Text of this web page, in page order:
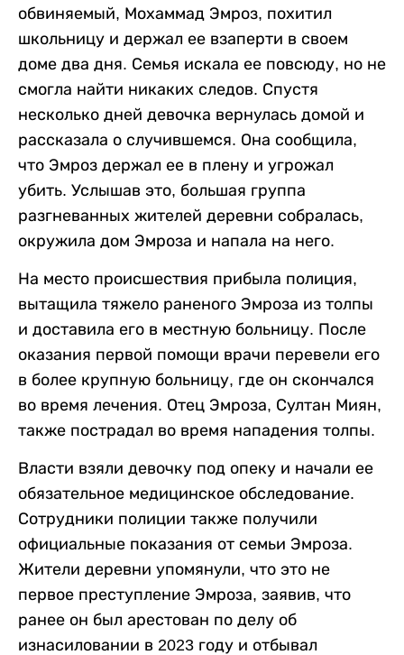
обвиняемый, Мохаммад Эмроз, похитил
школьницу и держал ее взаперти в своем
доме два дня. Семья искала ее повсюду, но не
смогла найти никаких следов. Спустя
несколько дней девочка вернулась домой и
рассказала о случившемся. Она сообщила,
что Эмроз держал ее в плену и угрожал
убить. Услышав это, большая группа
разгневанных жителей деревни собралась,
окружила дом Эмроза и напала на него.
На место происшествия прибыла полиция,
вытащила тяжело раненого Эмроза из толпы
и доставила его в местную больницу. После
оказания первой помощи врачи перевели его
в более крупную больницу, где он скончался
во время лечения. Отец Эмроза, Султан Миян,
также пострадал во время нападения толпы.
Власти взяли девочку под опеку и начали ее
обязательное медицинское обследование.
Сотрудники полиции также получили
официальные показания от семьи Эмроза.
Жители деревни упомянули, что это не
первое преступление Эмроза, заявив, что
ранее он был арестован по делу об
изнасиловании в 2023 году и отбывал